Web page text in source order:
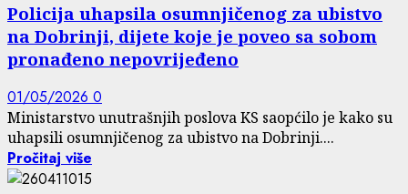
Policija uhapsila osumnjičenog za ubistvo
na Dobrinji, dijete koje je poveo sa sobom
pronađeno nepovrijeđeno
01/05/2026 0
Ministarstvo unutrašnjih poslova KS saopćilo je kako su
uhapsili osumnjičenog za ubistvo na Dobrinji....
Pročitaj više